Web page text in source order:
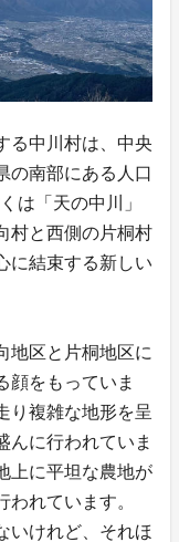
る中川村は、中央
の南部にある人口
は「天の中川」
村と西側の片桐村
に結束する新しい
地区と片桐地区に
顔をもっていま
り複雑な地形を呈
んに行われていま
上に平坦な農地が
れています。
いけれど、それほ